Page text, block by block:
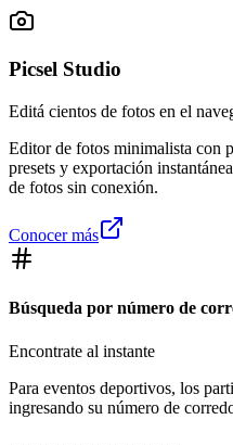
Picsel Studio
Editá cientos de fotos en el
Editor de fotos minimalista con
presets y exportación
de fotos sin conexión.
Conocer más
Búsqueda por número de
Encontrate al instante
Para eventos deportivos, los
ingresando su número de